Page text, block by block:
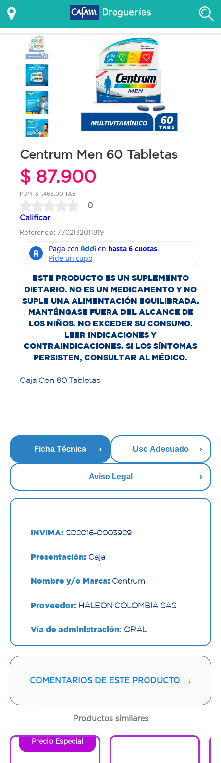
Centrum Men 60 Tabletas
$ 87.900
PUM: $ 1,465.00 TAB
0
Calificar
Referencia: 7702132011819
ESTE PRODUCTO ES UN SUPLEMENTO
DIETARIO. NO ES UN MEDICAMENTO Y NO
SUPLE UNA ALIMENTACIÓN EQUILIBRADA.
MANTÉNGASE FUERA DEL ALCANCE DE
LOS NIÑOS. NO EXCEDER SU CONSUMO.
LEER INDICACIONES Y
CONTRAINDICACIONES. SI LOS SÍNTOMAS
PERSISTEN, CONSULTAR AL MÉDICO.
Caja Con 60 Tabletas
Ficha Técnica Uso Adecuado
Aviso Legal
INVIMA: SD2016-0003929
Presentación: Caja
Nombre y/o Marca: Centrum
Proveedor: HALEON COLOMBIA SAS
Vía de administración: ORAL
Cantidad:60 Tabletas
COMENTARIOS DE ESTE PRODUCTO ↓
Productos similares
Precio Especial